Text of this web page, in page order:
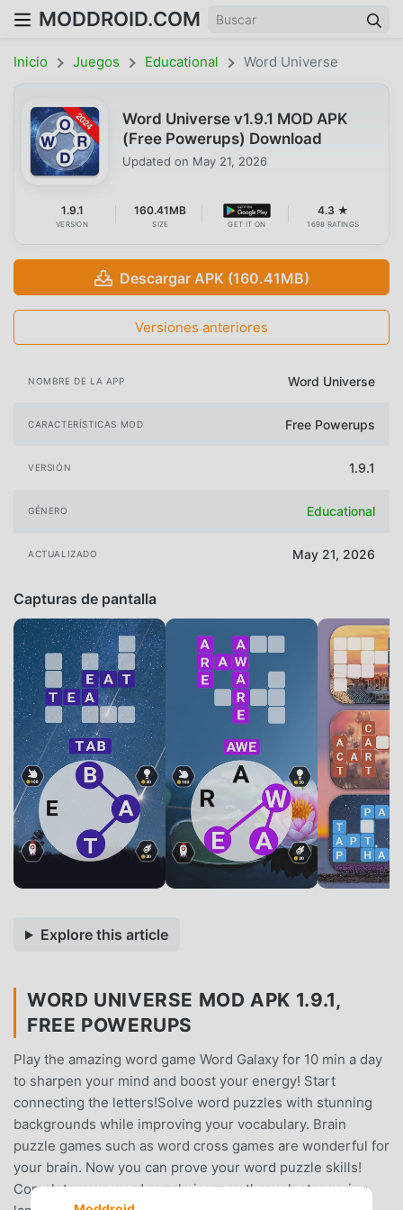
MODDROID.COM
Inicio Juegos Educational Word Universe
Word Universe v1.9.1 MOD APK
(Free Powerups) Download
Updated on May 21, 2026
1.9.1
VERSION
160.41MB
SIZE GET IT ON
4.3 ★
1698 RATINGS
Descargar APK (160.41MB)
Versiones anteriores
NOMBRE DE LA APP Word Universe
CARACTERÍSTICAS MOD Free Powerups
VERSIÓN 1.9.1
GÉNERO Educational
ACTUALIZADO May 21, 2026
Capturas de pantalla
Explore this article
WORD UNIVERSE MOD APK 1.9.1,
FREE POWERUPS
Play the amazing word game Word Galaxy for 10 min a day
to sharpen your mind and boost your energy! Start
connecting the letters!Solve word puzzles with stunning
backgrounds while improving your vocabulary. Brain
puzzle games such as word cross games are wonderful for
your brain. Now you can prove your word puzzle skills!
Complete your word puzzle journey through staggering